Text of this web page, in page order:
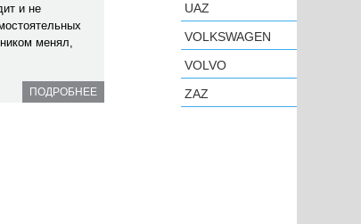
и не
менял,
ПОДРОБНЕЕ
UAZ
VOLKSWAGEN
VOLVO
ZAZ